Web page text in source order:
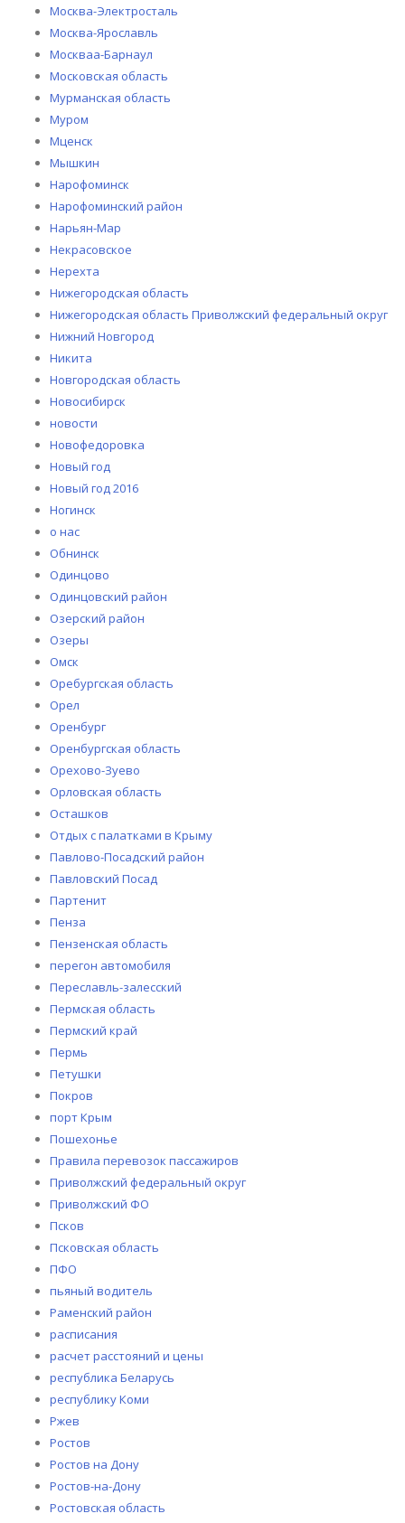
Москва-Электросталь
Москва-Ярославль
Москваа-Барнаул
Московская область
Мурманская область
Муром
Мценск
Мышкин
Нарофоминск
Нарофоминский район
Нарьян-Мар
Некрасовское
Нерехта
Нижегородская область
Нижегородская область Приволжский федеральный округ
Нижний Новгород
Никита
Новгородская область
Новосибирск
новости
Новофедоровка
Новый год
Новый год 2016
Ногинск
о нас
Обнинск
Одинцово
Одинцовский район
Озерский район
Озеры
Омск
Оребургская область
Орел
Оренбург
Оренбургская область
Орехово-Зуево
Орловская область
Осташков
Отдых с палатками в Крыму
Павлово-Посадский район
Павловский Посад
Партенит
Пенза
Пензенская область
перегон автомобиля
Переславль-залесский
Пермская область
Пермский край
Пермь
Петушки
Покров
порт Крым
Пошехонье
Правила перевозок пассажиров
Приволжский федеральный округ
Приволжский ФО
Псков
Псковская область
ПФО
пьяный водитель
Раменский район
расписания
расчет расстояний и цены
республика Беларусь
республику Коми
Ржев
Ростов
Ростов на Дону
Ростов-на-Дону
Ростовская область